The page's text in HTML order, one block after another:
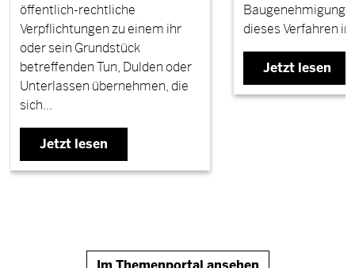
öffentlich-rechtliche
Verpflichtungen zu einem ihr
oder sein Grundstück
betreffenden Tun, Dulden oder
Unterlassen übernehmen, die
sich...
Jetzt lesen
Baugenehmigung.
dieses Verfahren in
Jetzt lesen